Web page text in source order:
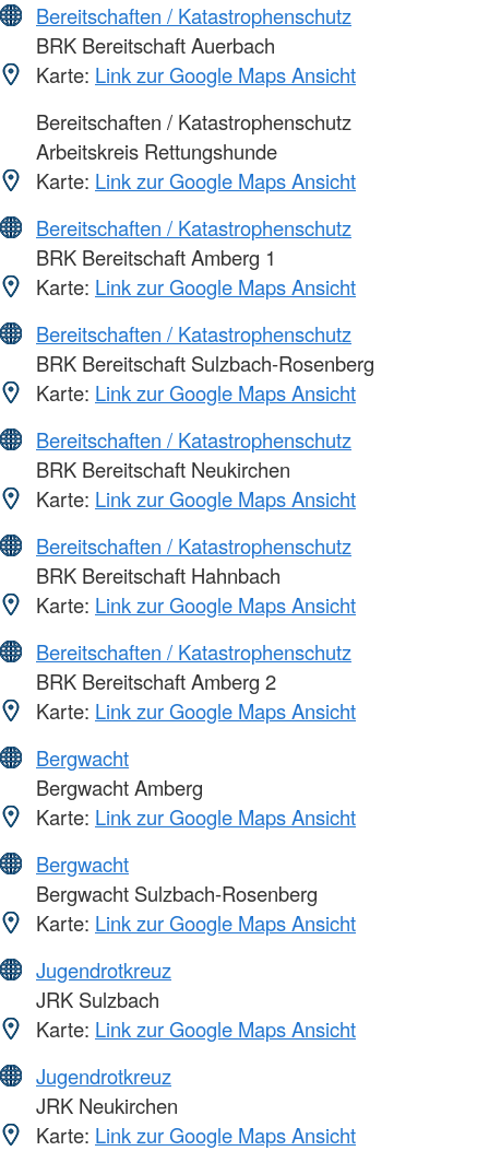
Bereitschaften / Katastrophenschutz
BRK Bereitschaft Auerbach
Karte: Link zur Google Maps Ansicht
Bereitschaften / Katastrophenschutz
Arbeitskreis Rettungshunde
Karte: Link zur Google Maps Ansicht
Bereitschaften / Katastrophenschutz
BRK Bereitschaft Amberg 1
Karte: Link zur Google Maps Ansicht
Bereitschaften / Katastrophenschutz
BRK Bereitschaft Sulzbach-Rosenberg
Karte: Link zur Google Maps Ansicht
Bereitschaften / Katastrophenschutz
BRK Bereitschaft Neukirchen
Karte: Link zur Google Maps Ansicht
Bereitschaften / Katastrophenschutz
BRK Bereitschaft Hahnbach
Karte: Link zur Google Maps Ansicht
Bereitschaften / Katastrophenschutz
BRK Bereitschaft Amberg 2
Karte: Link zur Google Maps Ansicht
Bergwacht
Bergwacht Amberg
Karte: Link zur Google Maps Ansicht
Bergwacht
Bergwacht Sulzbach-Rosenberg
Karte: Link zur Google Maps Ansicht
Jugendrotkreuz
JRK Sulzbach
Karte: Link zur Google Maps Ansicht
Jugendrotkreuz
JRK Neukirchen
Karte: Link zur Google Maps Ansicht